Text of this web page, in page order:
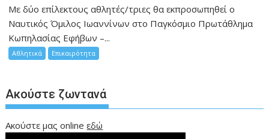
Mε δύο επίλεκτους αθλητές/τριες θα εκπροσωπηθεί ο
Ναυτικός Όμιλος Ιωαννίνων στο Παγκόσμιο Πρωτάθλημα
Κωπηλασίας Εφήβων –...
Αθλητικά Επικαιρότητα
Ακούστε ζωντανά
Ακούστε μας onlineεδώ